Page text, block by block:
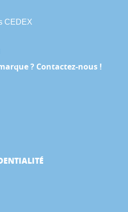
CEDEX
? Contactez-nous !